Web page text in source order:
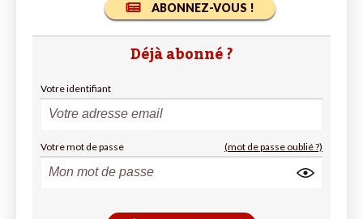
ABONNEZ-VOUS !
Déjà abonné ?
Votre identifiant
Votre mot de passe (mot de passe oublié ?)